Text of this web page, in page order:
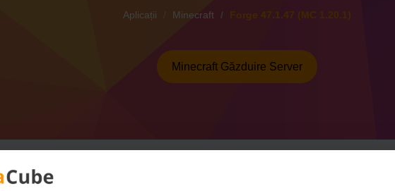
Aplicații Minecraft Forge 47.1.47 (MC 1.20.1)
Minecraft Găzduire Server